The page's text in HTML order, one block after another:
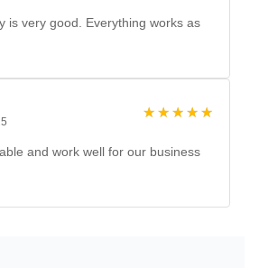
is very good. Everything works as
★★★★★
★★★★★
and work well for our business